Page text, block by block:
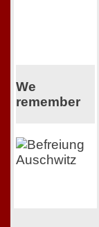
We
remember